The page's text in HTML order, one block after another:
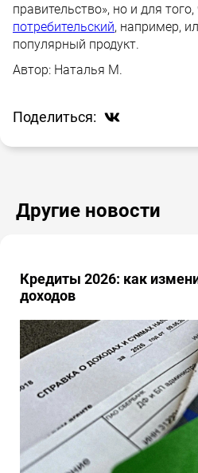
правительство», но и для
потребительский, например,
популярный продукт.
Автор: Наталья М.
Поделиться:
Другие новости
Кредиты 2026: как
доходов